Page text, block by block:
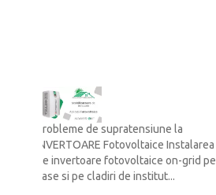
Probleme de supratensiune la
INVERTOARE Fotovoltaice Instalarea
de invertoare fotovoltaice on-grid pe
case si pe cladiri de institut...